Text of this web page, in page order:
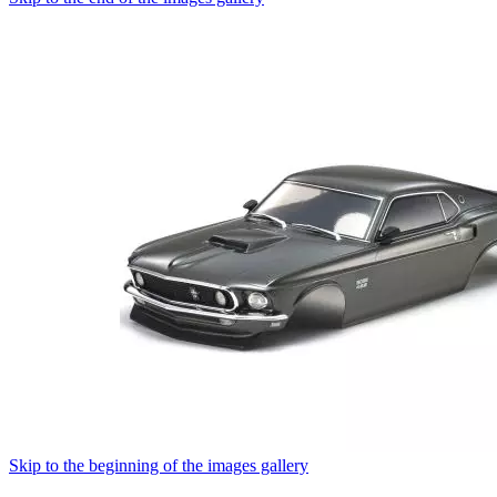
Skip to the beginning of the images gallery